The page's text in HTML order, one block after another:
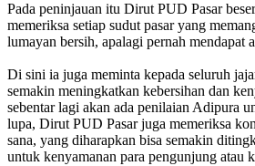
Pada peninjauan itu Dirut PUD Pasar
memeriksa setiap sudut pasar yang
lumayan bersih, apalagi pernah mendapat
Di sini ia juga meminta kepada seluruh
semakin meningkatkan kebersihan dan
sebentar lagi akan ada penilaian Adipura
lupa, Dirut PUD Pasar juga memeriksa
sana, yang diharapkan bisa semakin
untuk kenyamanan para pengunjung atau